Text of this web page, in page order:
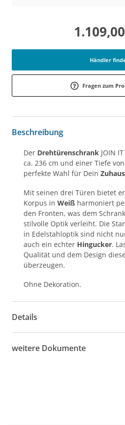
Händler
Fragen zum
Beschreibung
Der Drehtürenschrank JOIN
ca. 236 cm und einer Tiefe
perfekte Wahl für Dein
Mit seinen drei Türen bietet
Korpus in Weiß harmoniert
den Fronten, was dem
stilvolle Optik verleiht. Die
in Edelstahloptik sind nicht
auch ein echter Hingucker.
Qualität und dem Design
überzeugen.
Ohne Dekoration.
Details
weitere Dokumente